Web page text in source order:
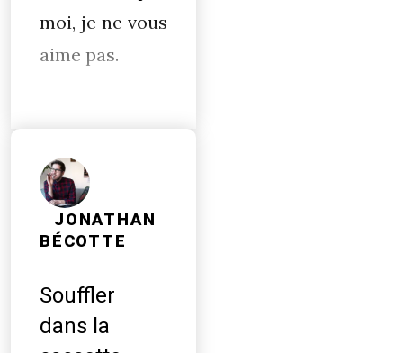
moi, je ne vous
aime pas.
JONATHAN
BÉCOTTE
Souffler
dans la